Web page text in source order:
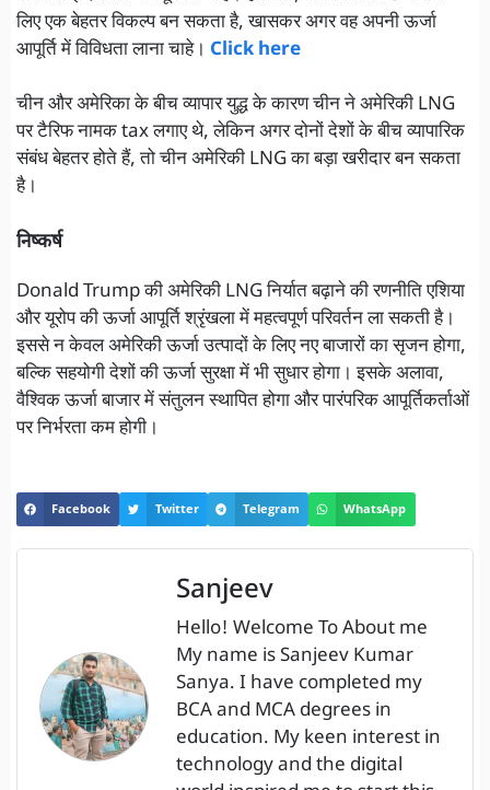
लिए एक बेहतर विकल्प बन सकता है, खासकर अगर वह अपनी ऊर्जा
आपूर्ति में विविधता लाना चाहे। Click here
चीन और अमेरिका के बीच व्यापार युद्ध के कारण चीन ने अमेरिकी LNG
पर टैरिफ नामक tax लगाए थे, लेकिन अगर दोनों देशों के बीच व्यापारिक
संबंध बेहतर होते हैं, तो चीन अमेरिकी LNG का बड़ा खरीदार बन सकता
है।
निष्कर्ष
Donald Trump की अमेरिकी LNG निर्यात बढ़ाने की रणनीति एशिया
और यूरोप की ऊर्जा आपूर्ति श्रृंखला में महत्वपूर्ण परिवर्तन ला सकती है।
इससे न केवल अमेरिकी ऊर्जा उत्पादों के लिए नए बाजारों का सृजन होगा,
बल्कि सहयोगी देशों की ऊर्जा सुरक्षा में भी सुधार होगा। इसके अलावा,
वैश्विक ऊर्जा बाजार में संतुलन स्थापित होगा और पारंपरिक आपूर्तिकर्ताओं
पर निर्भरता कम होगी।
Facebook Twitter Telegram WhatsApp
Sanjeev
Hello! Welcome To About me
My name is Sanjeev Kumar
Sanya. I have completed my
BCA and MCA degrees in
education. My keen interest in
technology and the digital